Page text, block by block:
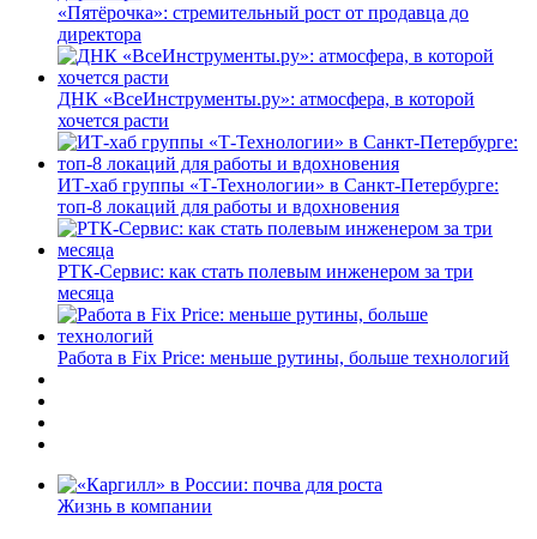
«Пятёрочка»: стремительный рост от продавца до
директора
ДНК «ВсеИнструменты.ру»: атмосфера, в которой
хочется расти
ИТ-хаб группы «Т-Технологии» в Санкт-Петербурге:
топ-8 локаций для работы и вдохновения
РТК-Сервис: как стать полевым инженером за три
месяца
Работа в Fix Price: меньше рутины, больше технологий
Жизнь в компании